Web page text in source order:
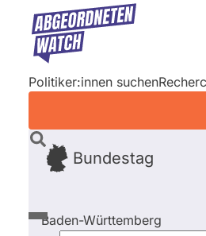
Direkt
Inhalt
Politiker:innen suchen
Bundestag
Baden-Württemberg